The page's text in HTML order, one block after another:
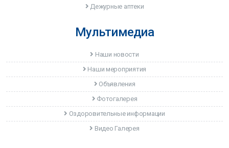
Дежурные аптеки
Мультимедиа
Наши новости
Наши мероприятия
Объявления
Фотогалерея
Оздоровительные информации
Видео Галерея